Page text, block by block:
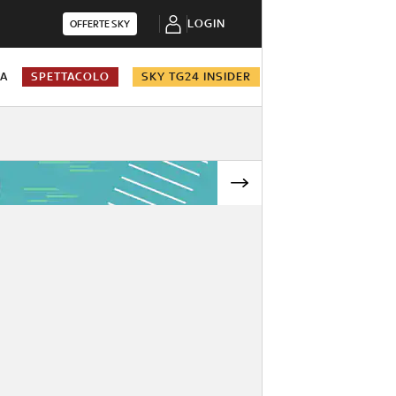
OFFERTE SKY LOGIN
SPETTACOLO SKY TG24 INSIDER